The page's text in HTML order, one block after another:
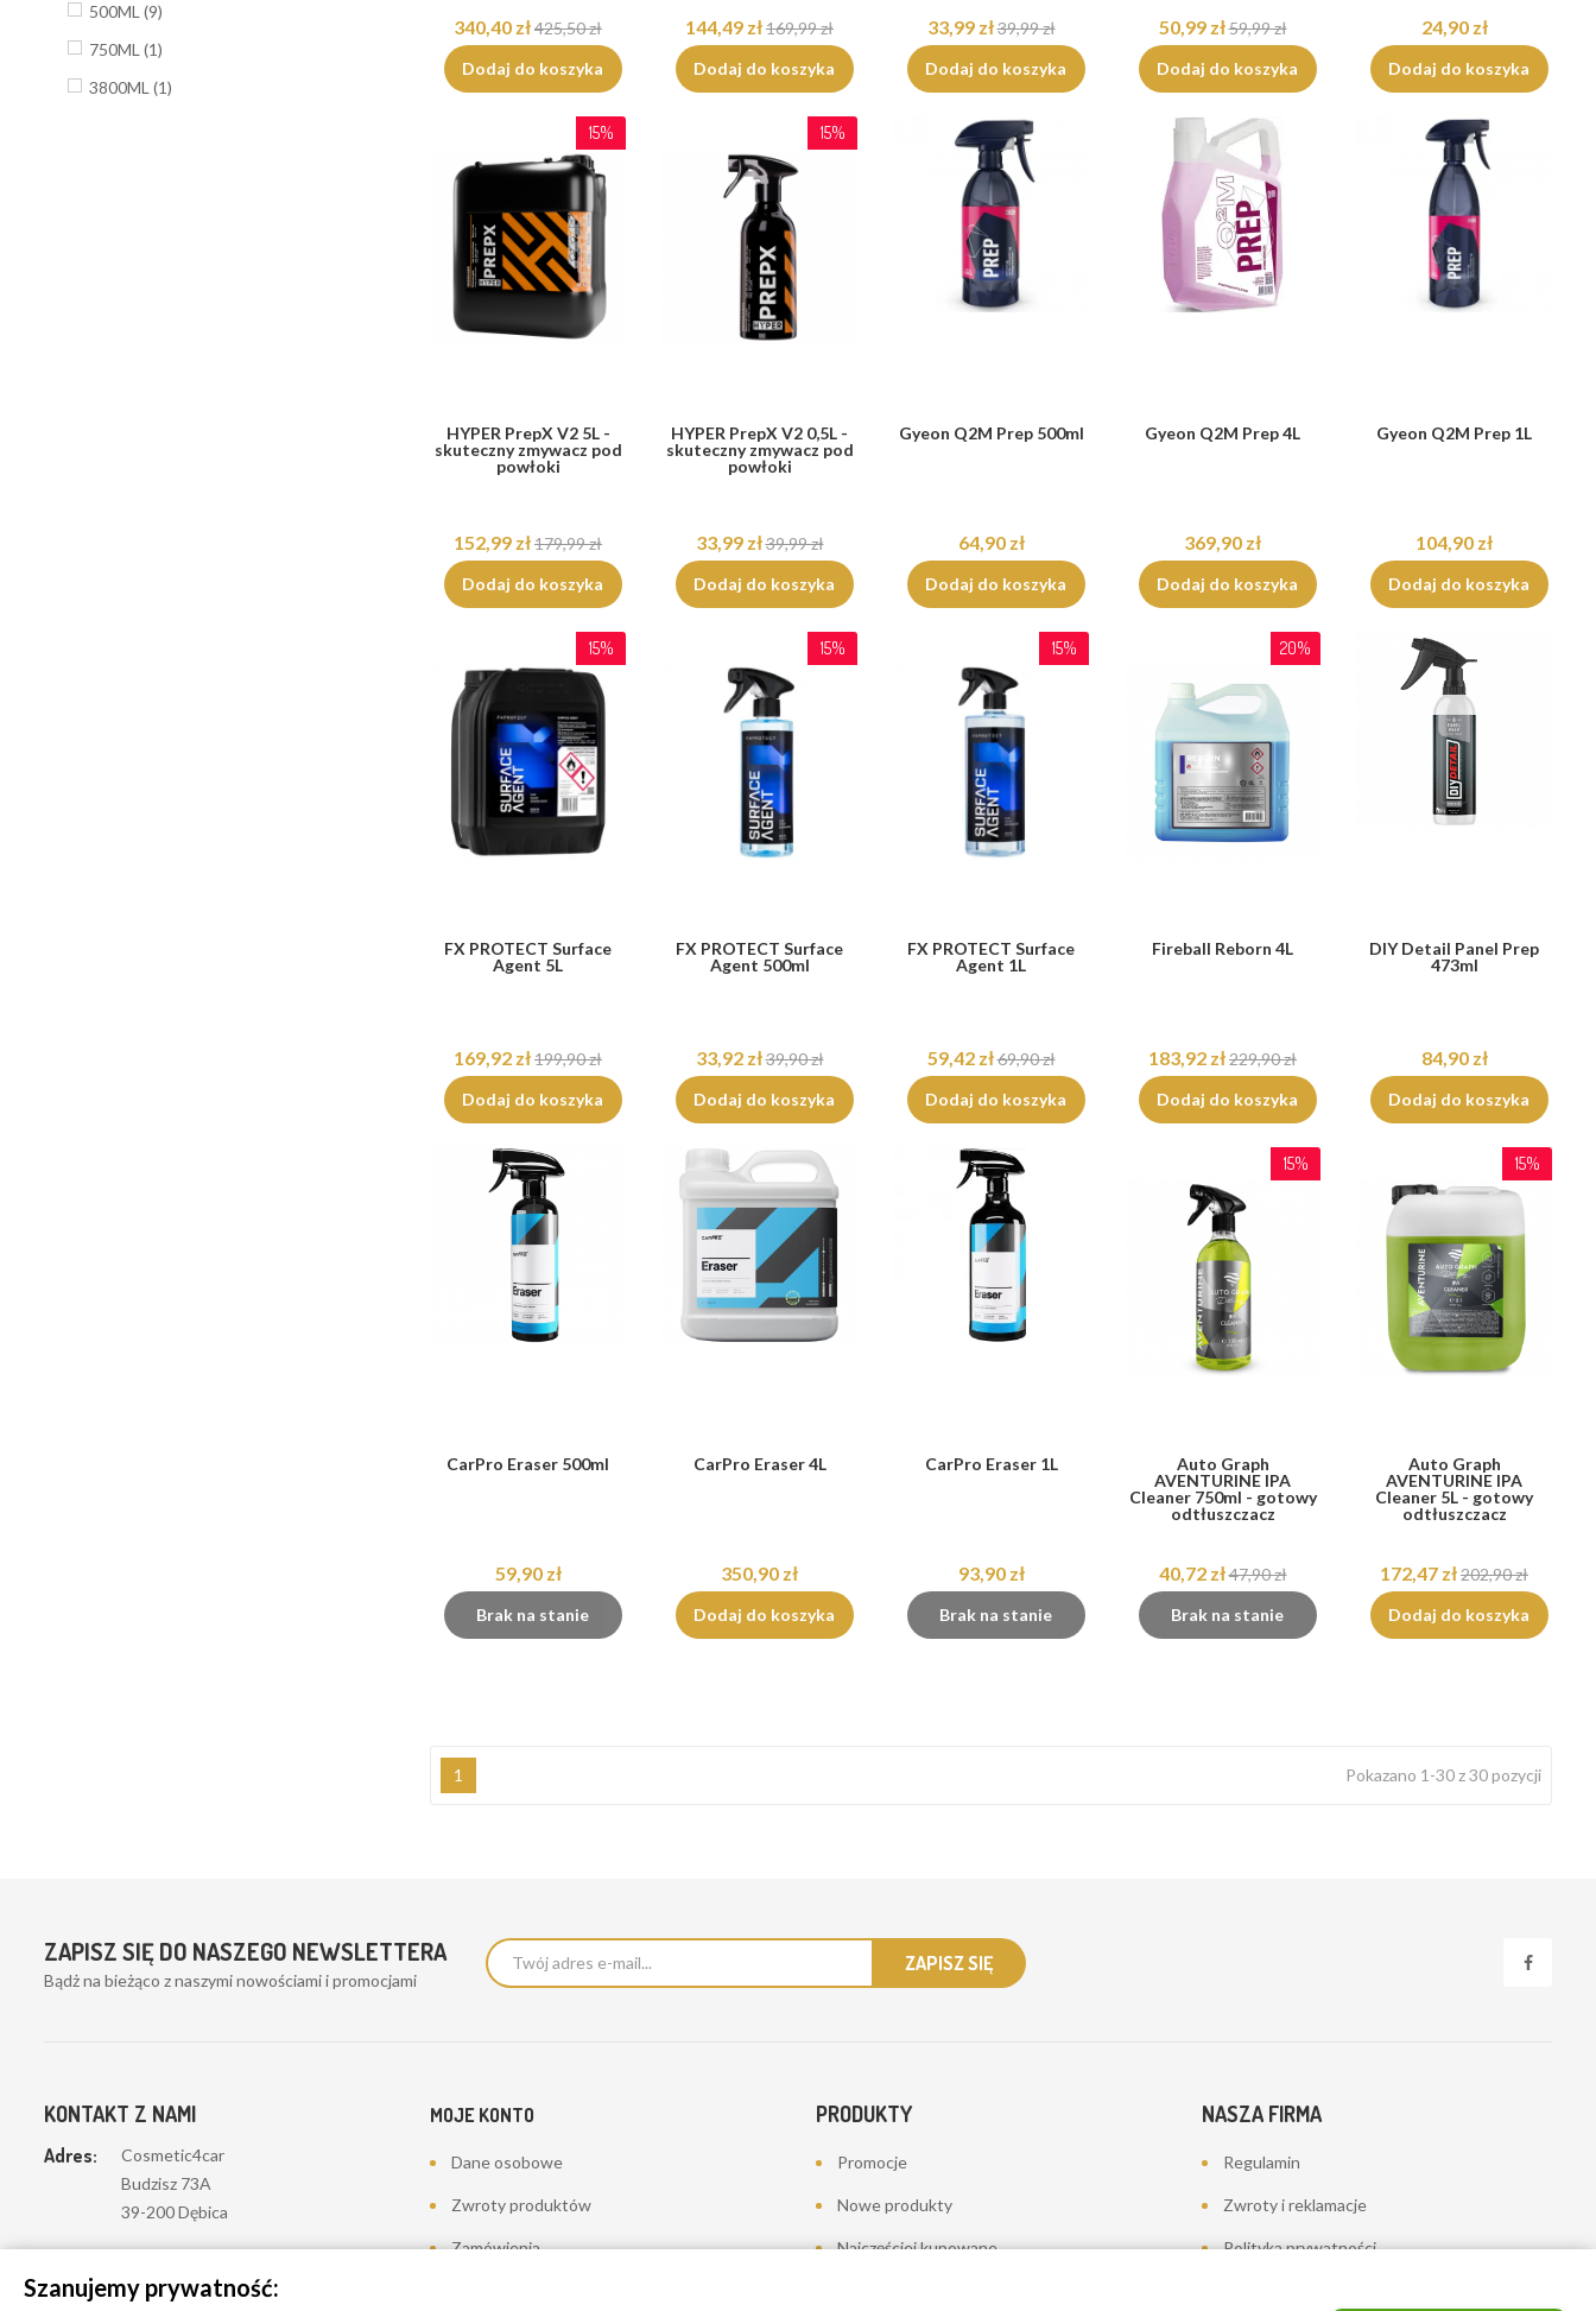
500ML (9)
750ML (1)
3800ML (1)
340,40 zł425,50 zł
Dodaj do koszyka
144,49 zł169,99 zł
Dodaj do koszyka
33,99 zł39,99 zł
Dodaj do koszyka
50,99 zł59,99 zł
Dodaj do koszyka
24,90 zł
Dodaj do koszyka
15%
HYPER PrepX V2 5L -
skuteczny zmywacz pod
powłoki
152,99 zł179,99 zł
Dodaj do koszyka
15%
HYPER PrepX V2 0,5L -
skuteczny zmywacz pod
powłoki
33,99 zł39,99 zł
Dodaj do koszyka
Gyeon Q2M Prep 500ml
64,90 zł
Dodaj do koszyka
Gyeon Q2M Prep 4L
369,90 zł
Dodaj do koszyka
Gyeon Q2M Prep 1L
104,90 zł
Dodaj do koszyka
15%
FX PROTECT Surface
Agent 5L
169,92 zł199,90 zł
Dodaj do koszyka
15%
FX PROTECT Surface
Agent 500ml
33,92 zł39,90 zł
Dodaj do koszyka
15%
FX PROTECT Surface
Agent 1L
59,42 zł69,90 zł
Dodaj do koszyka
20%
Fireball Reborn 4L
183,92 zł229,90 zł
Dodaj do koszyka
DIY Detail Panel Prep
473ml
84,90 zł
Dodaj do koszyka
CarPro Eraser 500ml
59,90 zł
Brak na stanie
CarPro Eraser 4L
350,90 zł
Dodaj do koszyka
CarPro Eraser 1L
93,90 zł
Brak na stanie
15%
Auto Graph
AVENTURINE IPA
Cleaner 750ml - gotowy
odtłuszczacz
40,72 zł47,90 zł
Brak na stanie
15%
Auto Graph
AVENTURINE IPA
Cleaner 5L - gotowy
odtłuszczacz
172,47 zł202,90 zł
Dodaj do koszyka
1 Pokazano 1-30 z 30 pozycji
ZAPISZ SIĘ DO NASZEGO NEWSLETTERA
Bądż na bieżąco z naszymi nowościami i promocjami
KONTAKT Z NAMI
Adres:
Cosmetic4car
Budzisz 73A
39-200 Dębica
MOJE KONTO
Dane osobowe
Zwroty produktów
Zamówienia
PRODUKTY
Promocje
Nowe produkty
Najczęściej kupowane
NASZA FIRMA
Regulamin
Zwroty i reklamacje
Polityka prywatności
Szanujemy prywatność: